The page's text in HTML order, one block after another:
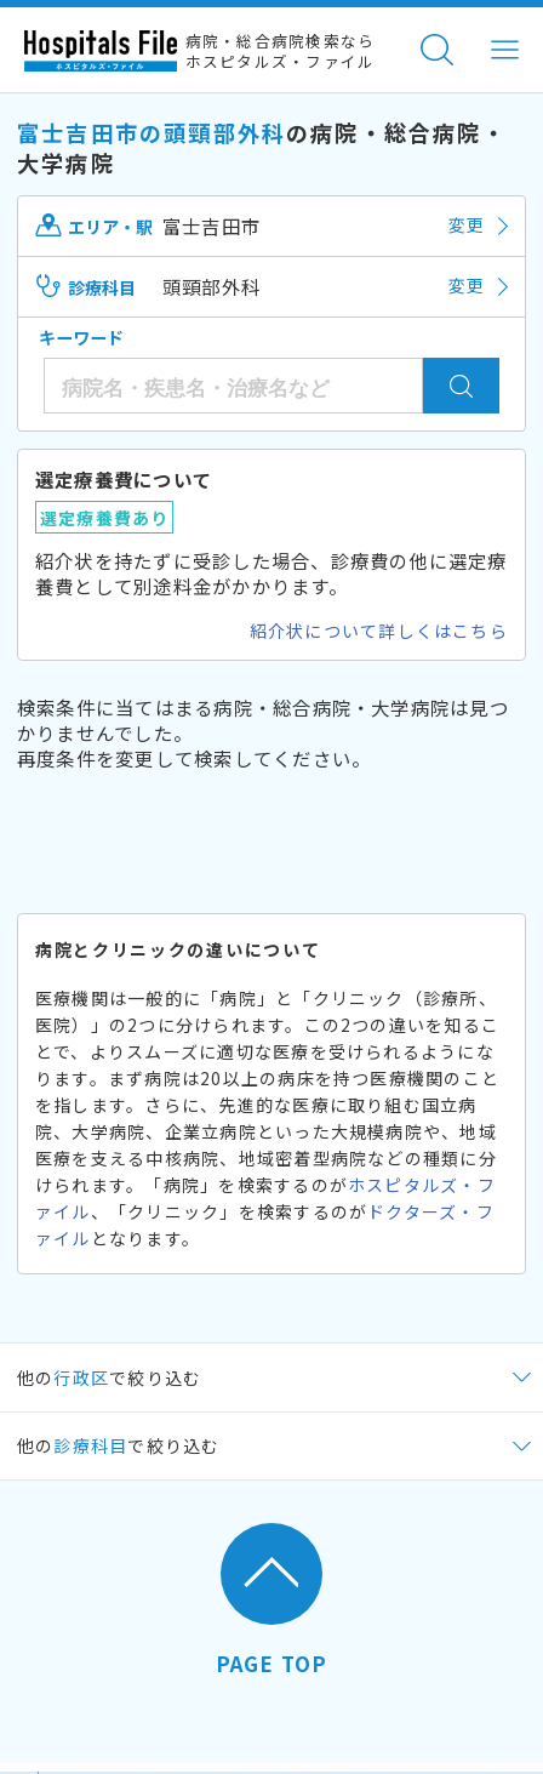
病院・総合病院検索なら
ホスピタルズ・ファイル
富士吉田市の頭頸部外科の病院・総合病院・
大学病院
エリア・駅 富士吉田市 変更
診療科目 頭頸部外科 変更
キーワード
選定療養費について
選定療養費あり
紹介状を持たずに受診した場合、診療費の他に選定療
養費として別途料金がかかります。
紹介状について詳しくはこちら
検索条件に当てはまる病院・総合病院・大学病院は見つ
かりませんでした。
再度条件を変更して検索してください。
病院とクリニックの違いについて
医療機関は一般的に「病院」と「クリニック（診療所、
医院）」の2つに分けられます。この2つの違いを知るこ
とで、よりスムーズに適切な医療を受けられるようにな
ります。まず病院は20以上の病床を持つ医療機関のこと
を指します。さらに、先進的な医療に取り組む国立病
院、大学病院、企業立病院といった大規模病院や、地域
医療を支える中核病院、地域密着型病院などの種類に分
けられます。「病院」を検索するのがホスピタルズ・フ
ァイル、「クリニック」を検索するのが ドクターズ・フ
ァイル となります。
他の行政区で絞り込む
他の 診療科目で絞り込む
PAGE TOP